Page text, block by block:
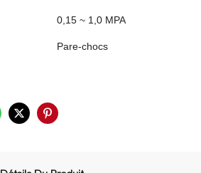
0,15 ~ 1,0 MPA
Pare-chocs